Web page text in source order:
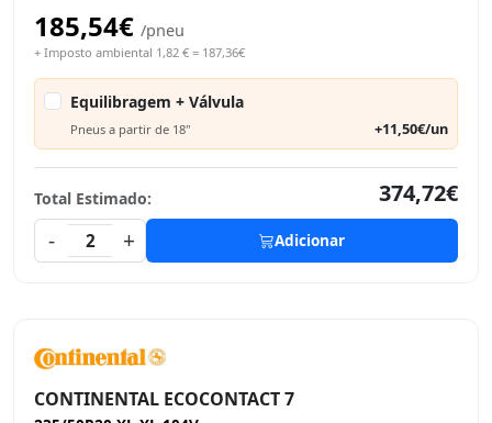
185,54€ /pneu
+ Imposto ambiental 1,82 € = 187,36€
Equilibragem + Válvula
Pneus a partir de 18" +11,50€/un
Total Estimado:
374,72€
-
2 + Adicionar
CONTINENTAL ECOCONTACT 7